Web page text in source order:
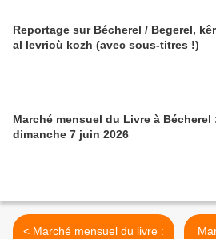
Reportage sur Bécherel / Begerel, kêr
al levrioù kozh (avec sous-titres !)
Marché mensuel du Livre à Bécherel
dimanche 7 juin 2026
< Marché mensuel du livre :